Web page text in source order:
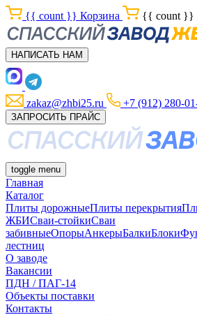
{{ count }} Корзина {{ count }}
НАПИСАТЬ НАМ
zakaz@zhbi25.ru +7 (912) 280-
ЗАПРОСИТЬ ПРАЙС
toggle menu
Главная
Каталог
Плиты дорожныеПлиты перекрытия
ЖБИСваи-стойкиСваи
забивныеОпорыАнкерыБалкиБлоки
лестниц
О заводе
Вакансии
ПДН / ПАГ-14
Объекты поставки
Контакты